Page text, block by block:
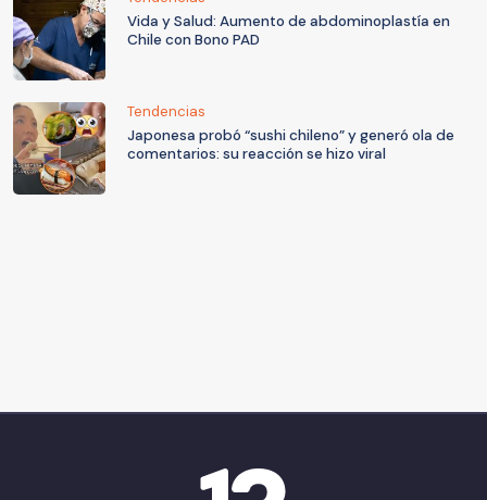
Vida y Salud: Aumento de abdominoplastía en
Chile con Bono PAD
Tendencias
Japonesa probó “sushi chileno” y generó ola de
comentarios: su reacción se hizo viral